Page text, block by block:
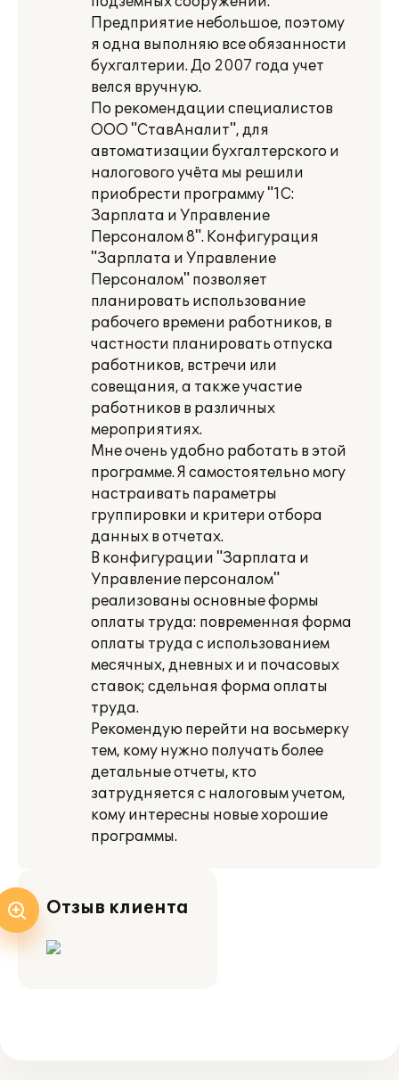
Предприятие небольшое, поэтому
я одна выполняю все обязанности
бухгалтерии. До 2007 года учет
велся вручную.
По рекомендации специалистов
ООО "СтавАналит", для
автоматизации бухгалтерского и
налогового учёта мы решили
приобрести программу "1С:
Зарплата и Управление
Персоналом 8". Конфигурация
"Зарплата и Управление
Персоналом" позволяет
планировать использование
рабочего времени работников, в
частности планировать отпуска
работников, встречи или
совещания, а также участие
работников в различных
мероприятиях.
Мне очень удобно работать в этой
программе. Я самостоятельно могу
настраивать параметры
группировки и критери отбора
данных в отчетах.
В конфигурации "Зарплата и
Управление персоналом"
реализованы основные формы
оплаты труда: повременная форма
оплаты труда с использованием
месячных, дневных и и почасовых
ставок; сдельная форма оплаты
труда.
Рекомендую перейти на восьмерку
тем, кому нужно получать более
детальные отчеты, кто
затрудняется с налоговым учетом,
кому интересны новые хорошие
программы.
Отзыв клиента